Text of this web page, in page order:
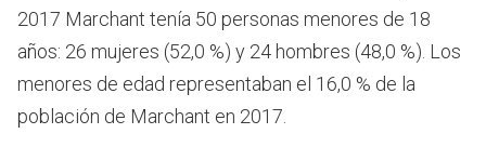
2017 Marchant tenía 50 personas menores de 18
años: 26 mujeres (52,0 %) y 24 hombres (48,0 %). Los
menores de edad representaban el 16,0 % de la
población de Marchant en 2017.